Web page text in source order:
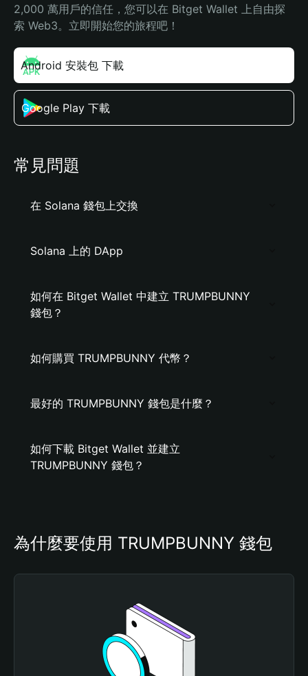
2,000 萬用戶的信任，您可以在 Bitget Wallet 上自由探
索 Web3。立即開始您的旅程吧！
Android 安裝包 下載
Google Play 下載
常見問題
在 Solana 錢包上交換
Solana 上的 DApp
如何在 Bitget Wallet 中建立 TRUMPBUNNY
錢包？
如何購買 TRUMPBUNNY 代幣？
最好的 TRUMPBUNNY 錢包是什麼？
如何下載 Bitget Wallet 並建立
TRUMPBUNNY 錢包？
為什麼要使用 TRUMPBUNNY 錢包